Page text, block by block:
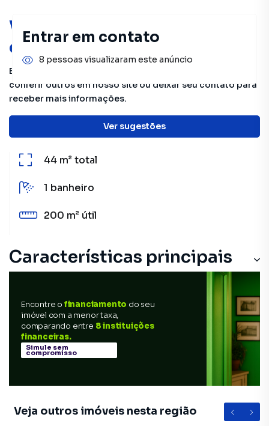
Você pode encontrar novas
oportunidades!
Este imóvel não está mais disponível, mas você pode
conferir outros em nosso site ou deixar seu contato para
receber mais informações.
Ver sugestões
Detalhes do imóvel
44 m²total
1 banheiro
200 m² útil
Características principais
Encontre o financiamento do seu
imóvel com a menor taxa,
comparando entre 8 instituições
financeiras.
Simule sem
compromisso
Veja outros imóveis nesta região
Entrar em contato
8 pessoas visualizaram este anúncio